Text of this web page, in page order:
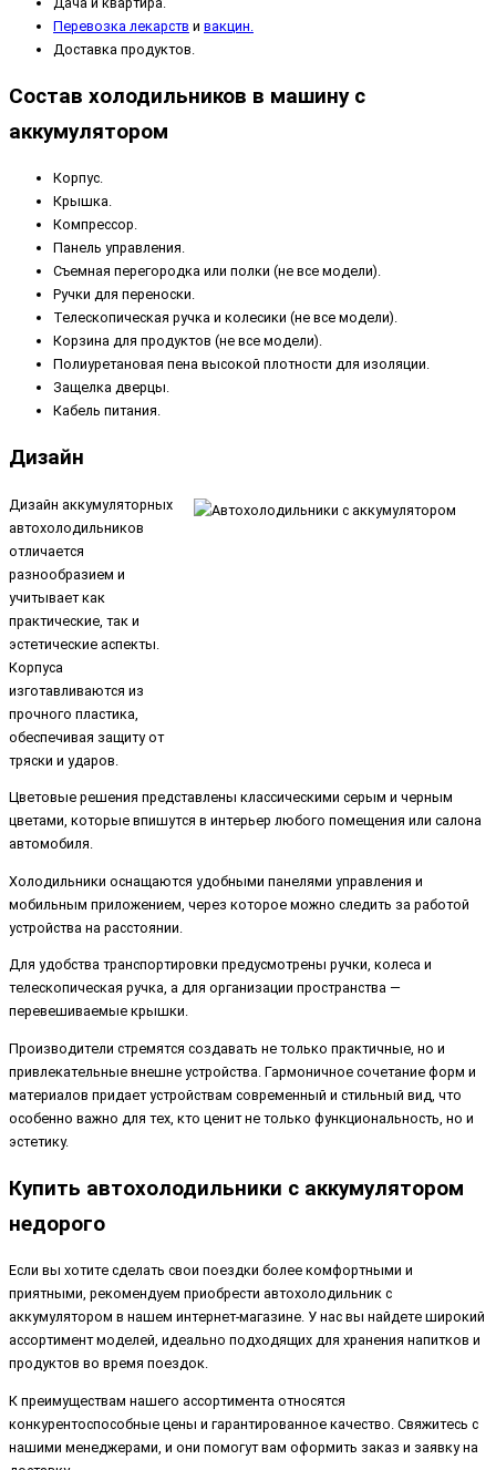
Перевозка лекарств и вакцин.
Доставка продуктов.
Состав холодильников в машину с
аккумулятором
Корпус.
Крышка.
Компрессор.
Панель управления.
Съемная перегородка или полки (не все модели).
Ручки для переноски.
Телескопическая ручка и колесики (не все модели).
Корзина для продуктов (не все модели).
Полиуретановая пена высокой плотности для изоляции.
Защелка дверцы.
Кабель питания.
Дизайн
Дизайн аккумуляторных
автохолодильников
отличается
разнообразием и
учитывает как
практические, так и
эстетические аспекты.
Корпуса
изготавливаются из
прочного пластика,
обеспечивая защиту от
тряски и ударов.
Цветовые решения представлены классическими серым и черным
цветами, которые впишутся в интерьер любого помещения или салона
автомобиля.
Холодильники оснащаются удобными панелями управления и
мобильным приложением, через которое можно следить за работой
устройства на расстоянии.
Для удобства транспортировки предусмотрены ручки, колеса и
телескопическая ручка, а для организации пространства —
перевешиваемые крышки.
Производители стремятся создавать не только практичные, но и
привлекательные внешне устройства. Гармоничное сочетание форм и
материалов придает устройствам современный и стильный вид, что
особенно важно для тех, кто ценит не только функциональность, но и
эстетику.
Купить автохолодильники с аккумулятором
недорого
Если вы хотите сделать свои поездки более комфортными и
приятными, рекомендуем приобрести автохолодильник с
аккумулятором в нашем интернет-магазине. У нас вы найдете широкий
ассортимент моделей, идеально подходящих для хранения напитков и
продуктов во время поездок.
К преимуществам нашего ассортимента относятся
конкурентоспособные цены и гарантированное качество. Свяжитесь с
нашими менеджерами, и они помогут вам оформить заказ и заявку на